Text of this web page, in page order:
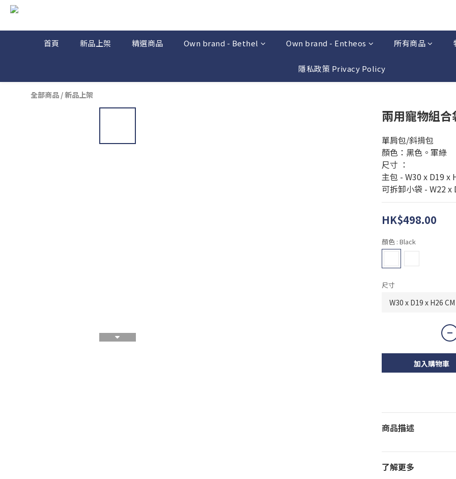
首頁 新品上架 精選商品 Own brand - Bethel Own brand - Entheos 所有商品
隱私政策 Privacy Policy
全部商品 /新品上架
兩用寵物組合
單肩包/斜揹包
顏色：黑色。軍綠
尺寸 ：
主包 - W30 x D19 x
可拆卸小袋 - W22 x
HK$498.00
顏色 : Black
尺寸
加入購物車
商品描述
了解更多